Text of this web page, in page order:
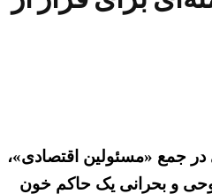
در جمع «مسئولین اقتصادی»،
و بحرانی یک حاکم خون